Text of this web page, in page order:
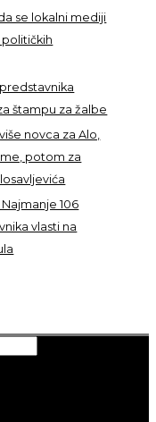
se lokalni mediji
štampu za žalbe
novca za Alo,
potom za
106
vlasti na